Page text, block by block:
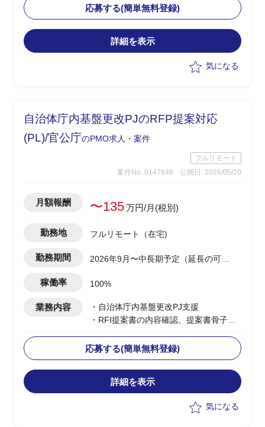
・PMサポートとして、以下の業務を実
施予定
-開発チームの作業・進捗管理(Backlog
等)および開発・リリース計画の立案
の可能性あり(0.5工数×2など)
応募する(簡単無料登録)
詳細を表示
気になる
自治体庁内基盤更改PJのRFP提案対応
(PL)/官公庁のPMO求人・案件
フルリモート
案件No. 0147648
公開日: 2026/05/20
月額報酬 〜135万円/月(税別)
勤務地 フルリモート（在宅)
勤務期間
2026年9月〜中長期予定（延長の可能
稼働率 100%
業務内容
・自治体庁内基盤更改PJ支援
・RFI提案書の内容確認、提案書骨子検
・提案書の執筆・編集・確認、取りまと
めを実施
・メーカー・ベンダーへの仕様確認、見
積り依頼・確認、取りまとめ、SE積算を
応募する(簡単無料登録)
詳細を表示
気になる